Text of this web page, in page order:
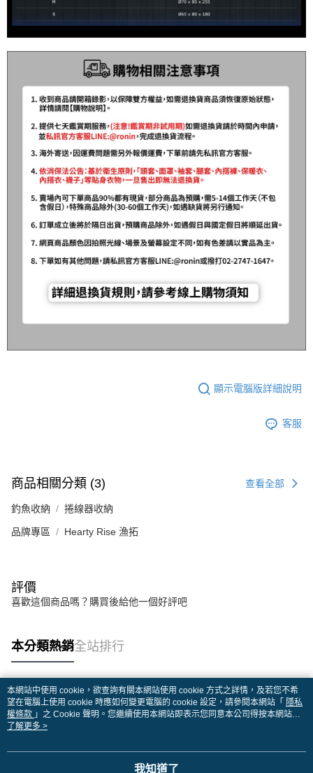
顯示電腦版詳細說明
客服
商品相關分類 (3) 查看全部
釣魚收納 捲線器收納
品牌專區 Hearty Rise 漁拓
評價
喜歡這個商品嗎？購買後給他一個好評吧
本分類熱銷全站排行
熱門標籤
本網站中使用 cookie，欲查詢有關本網站使用 cookie 方式之詳情，及若您不希
望在電腦上使用 cookie 時應如何變更電腦的 cookie 設定，請參閱本網站「 隱私
權條款 」之 Cookie 聲明。您繼續使用本網站即表示您同意本公司得按本網站使
用條款之 Cookie 聲明使用 cookie。
了解更多 >
我知道了